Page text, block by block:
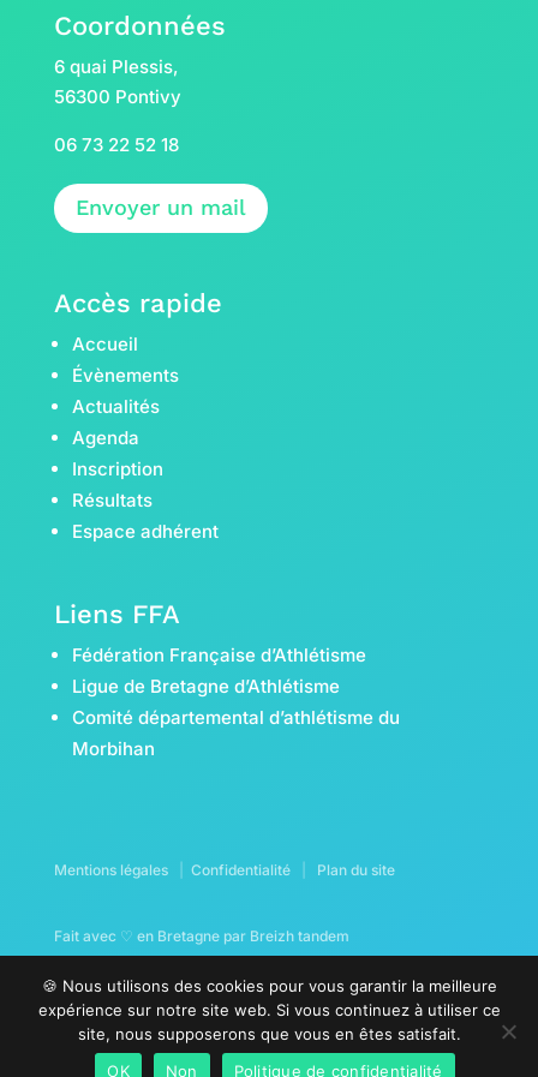
Coordonnées
6 quai Plessis,
56300 Pontivy
06 73 22 52 18
Envoyer un mail
Accès rapide
Accueil
Évènements
Actualités
Agenda
Inscription
Résultats
Espace adhérent
Liens FFA
Fédération Française d’Athlétisme
Ligue de Bretagne d’Athlétisme
Comité départemental d’athlétisme du
Morbihan
Mentions légales| Confidentialité| Plan du site
Fait avec ♡ en Bretagne par Breizh tandem
🍪 Nous utilisons des cookies pour vous garantir la meilleure
expérience sur notre site web. Si vous continuez à utiliser ce
site, nous supposerons que vous en êtes satisfait.
OK
Non Politique de confidentialité